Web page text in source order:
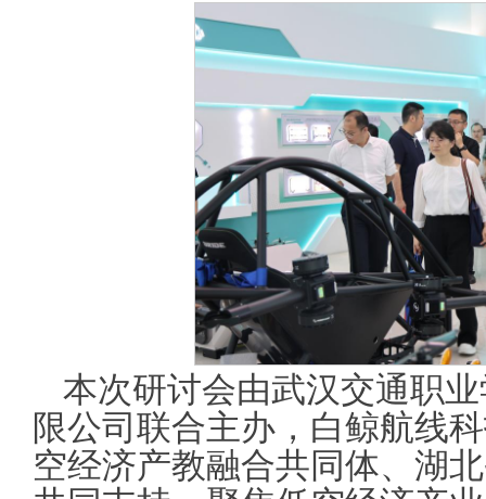
本次研讨会由武汉交通职
限公司联合主办，白鲸航线
空经济产教融合共同体、湖